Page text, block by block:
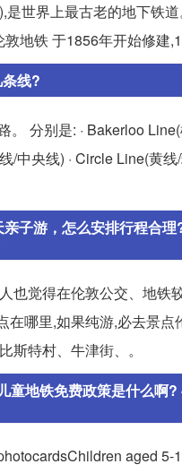
是世界上最古老的地下铁
地铁 于1856年开始修建
线?
。 分别是: · Bakerloo
/中央线) · Circle Line(黄线
子游，怎么安排行程合
也觉得在伦敦公交、地铁
在哪里,如果纯游,必去景点
斯特村、牛津街、。
童地铁免费政策是什么啊?
aged 5-